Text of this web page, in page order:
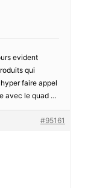
evident
qui
faire appel
avec le quad …
#95161